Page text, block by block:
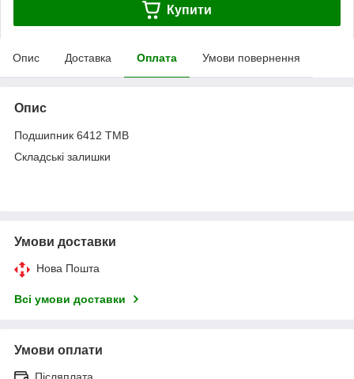
Купити
Опис Доставка Оплата Умови повернення
Опис
Подшипник 6412 TMB
Складські залишки
Умови доставки
Нова Пошта
Всі умови доставки
Умови оплати
Післяплата